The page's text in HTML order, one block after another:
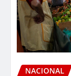
NACIONAL